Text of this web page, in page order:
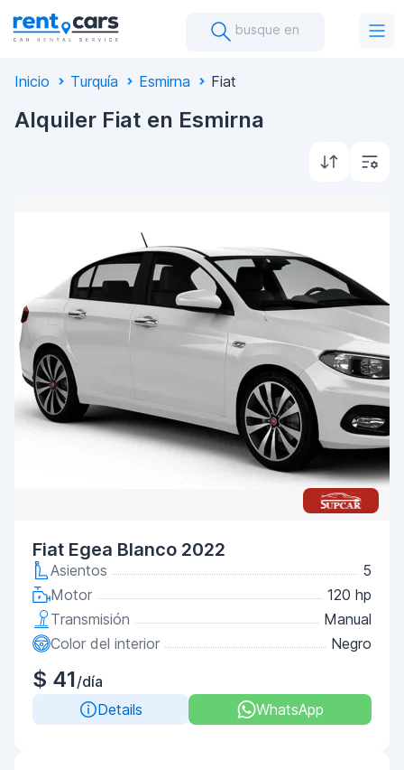
busque en
Inicio Turquía Esmirna Fiat
Alquiler Fiat en Esmirna
Fiat Egea Blanco 2022
Asientos
5
Motor
120 hp
Transmisión
Manual
Color del interior
Negro
$ 41/día
Details
WhatsApp